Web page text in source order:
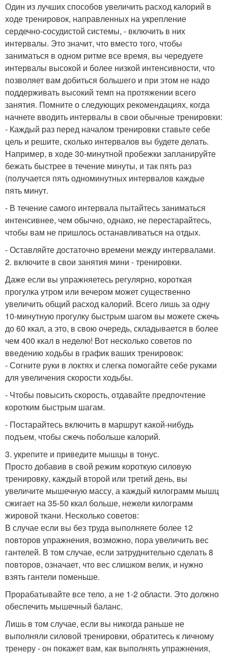
Один из лучших способов увеличить расход калорий в
ходе тренировок, направленных на укрепление
сердечно-сосудистой системы, - включить в них
интервалы. Это значит, что вместо того, чтобы
заниматься в одном ритме все время, вы чередуете
интервалы высокой и более низкой интенсивности, что
позволяет вам добиться большего и при этом не надо
поддерживать высокий темп на протяжении всего
занятия. Помните о следующих рекомендациях, когда
начнете вводить интервалы в свои обычные тренировки:
- Каждый раз перед началом тренировки ставьте себе
цель и решите, сколько интервалов вы будете делать.
Например, в ходе 30-минутной пробежки запланируйте
бежать быстрее в течение минуты, и так пять раз
(получается пять одноминутных интервалов каждые
пять минут.
- В течение самого интервала пытайтесь заниматься
интенсивнее, чем обычно, однако, не перестарайтесь,
чтобы вам не пришлось останавливаться на отдых.
- Оставляйте достаточно времени между интервалами.
2. включите в свои занятия мини - тренировки.
Даже если вы упражняетесь регулярно, короткая
прогулка утром или вечером может существенно
увеличить общий расход калорий. Всего лишь за одну
10-минутную прогулку быстрым шагом вы можете сжечь
до 60 ккал, а это, в свою очередь, складывается в более
чем 400 ккал в неделю! Вот несколько советов по
введению ходьбы в график ваших тренировок:
- Согните руки в локтях и слегка помогайте себе руками
для увеличения скорости ходьбы.
- Чтобы повысить скорость, отдавайте предпочтение
коротким быстрым шагам.
- Постарайтесь включить в маршрут какой-нибудь
подъем, чтобы сжечь побольше калорий.
3. укрепите и приведите мышцы в тонус.
Просто добавив в свой режим короткую силовую
тренировку, каждый второй или третий день, вы
увеличите мышечную массу, а каждый килограмм мышц
сжигает на 35-50 ккал больше, нежели килограмм
жировой ткани. Несколько советов:
В случае если вы без труда выполняете более 12
повторов упражнения, возможно, пора увеличить вес
гантелей. В том случае, если затруднительно сделать 8
повторов, означает, что вес слишком велик, и нужно
взять гантели поменьше.
Прорабатывайте все тело, а не 1-2 области. Это должно
обеспечить мышечный баланс.
Лишь в том случае, если вы никогда раньше не
выполняли силовой тренировки, обратитесь к личному
тренеру - он покажет вам, как выполнять упражнения,